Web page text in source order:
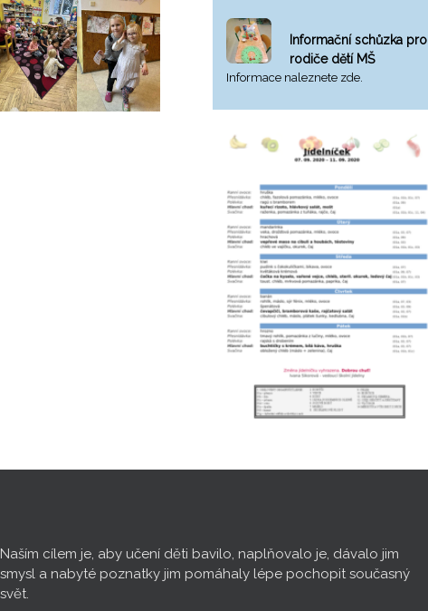
Informační schůzka pro
rodiče dětí MŠ
Informace naleznete zde.
Naším cílem je, aby učení děti bavilo, naplňovalo je, dávalo jim
smysl a nabyté poznatky jim pomáhaly lépe pochopit současný
svět.